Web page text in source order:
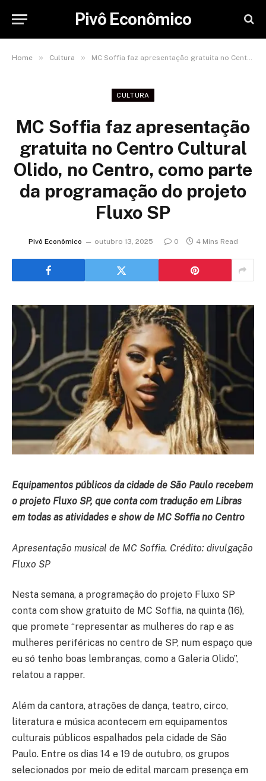
Pivô Econômico
Home » Cultura » MC Soffia faz apresentação gratuita no Centro Cultural Olido, no Centro, como parte da programação do projeto Fluxo SP
CULTURA
MC Soffia faz apresentação
gratuita no Centro Cultural
Olido, no Centro, como parte
da programação do projeto
Fluxo SP
Pivô Econômico outubro 13, 2025 0 4 Mins Read
Equipamentos públicos da cidade de São Paulo recebem
o projeto Fluxo SP, que conta com tradução em Libras
em todas as atividades e show de MC Soffia no Centro
Apresentação musical de MC Soffia. Crédito: divulgação
Fluxo SP
Nesta semana, a programação do projeto Fluxo SP
conta com show gratuito de MC Soffia, na quinta (16),
que promete “representar as mulheres do rap e as
mulheres periféricas no centro de SP, num espaço que
eu só tenho boas lembranças, como a Galeria Olido”,
relatou a rapper.
Além da cantora, atrações de dança, teatro, circo,
literatura e música acontecem em equipamentos
culturais públicos espalhados pela cidade de São
Paulo. Entre os dias 14 e 19 de outubro, os grupos
selecionados por meio de edital marcam presença em